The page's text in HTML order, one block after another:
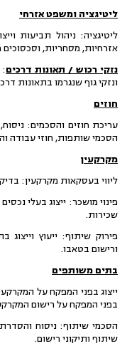
ליטיגציה ומשפט אזרחי
ליטיגציה: ניהול תביעות
אזרחיות, מסחריות,
נזקי רכוש / תאונות דרכים:
ונזקי גוף שנגרמו בתאונות
חוזים
עריכת חוזים והסכמים:
הסכמי שותפות, חוזי עבודה
מקרקעין
ליווי בעסקאות מקרקעין:
פינוי מושכר: ייצוג בעלי
שכירות.
פירוק שיתוף: ייעוץ
ורישום בטאבו.
בתים משותפים
ייצוג בפני המפקח על
בפני המפקח על רישום
הסכמי שיתוף: ניסוח
שיתוף ותיקוני רישום.